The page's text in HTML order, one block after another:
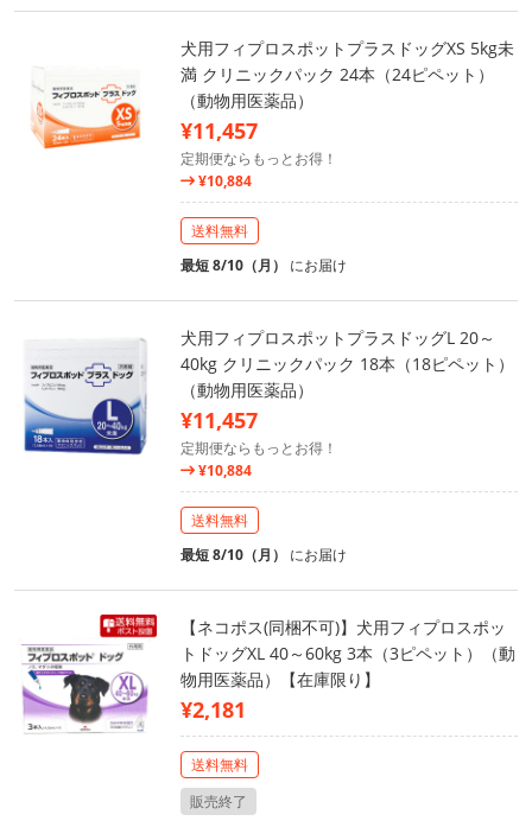
犬用フィプロスポットプラスドッグXS 5kg未
満 クリニックパック 24本（24ピペット）
（動物用医薬品）
¥11,457
定期便ならもっとお得！
¥10,884
送料無料
最短 8/10（月） にお届け
犬用フィプロスポットプラスドッグL 20～
40kg クリニックパック 18本（18ピペット）
（動物用医薬品）
¥11,457
定期便ならもっとお得！
¥10,884
送料無料
最短 8/10（月） にお届け
【ネコポス(同梱不可)】犬用フィプロスポッ
トドッグXL 40～60kg 3本（3ピペット）（動
物用医薬品）【在庫限り】
¥2,181
送料無料
販売終了